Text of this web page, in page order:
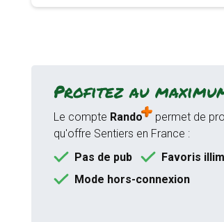
Profitez au
Le compte Rando
permet de
qu'offre Sentiers en France :
Pas de pub
Favoris
Mode hors-connexion